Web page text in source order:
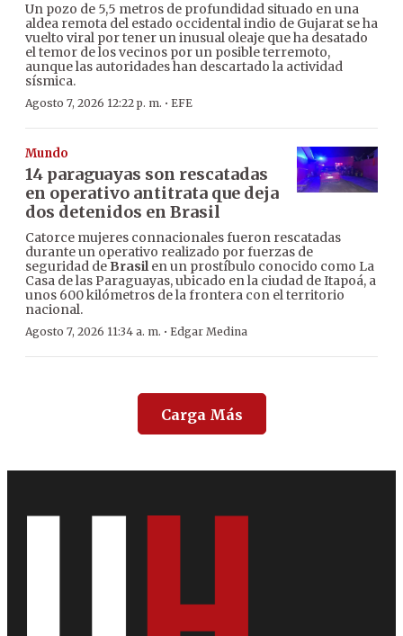
Un pozo de 5,5 metros de profundidad situado en una
aldea remota del estado occidental indio de Gujarat se ha
vuelto viral por tener un inusual oleaje que ha desatado
el temor de los vecinos por un posible terremoto,
aunque las autoridades han descartado la actividad
sísmica.
Agosto 7, 2026 12:22 p. m. · EFE
Mundo
14 paraguayas son rescatadas
en operativo antitrata que deja
dos detenidos en Brasil
Catorce mujeres connacionales fueron rescatadas
durante un operativo realizado por fuerzas de
seguridad de Brasilen un prostíbulo conocido como La
Casa de las Paraguayas, ubicado en la ciudad de Itapoá, a
unos 600 kilómetros de la frontera con el territorio
nacional.
Agosto 7, 2026 11:34 a. m. · Edgar Medina
Carga Más